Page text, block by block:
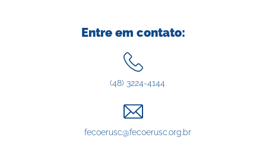
Entre em contato:
(48) 3224-4144
fecoerusc@fecoerusc.org.br